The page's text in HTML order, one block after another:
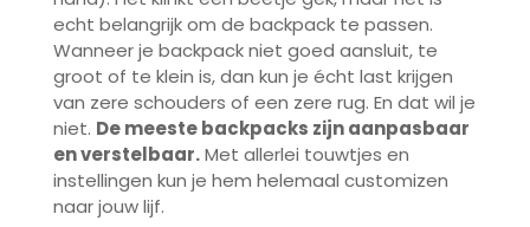
echt belangrijk om de backpack te passen.
Wanneer je backpack niet goed aansluit, te
groot of te klein is, dan kun je écht last krijgen
van zere schouders of een zere rug. En dat wil je
niet. De meeste backpacks zijn aanpasbaar
en verstelbaar.Met allerlei touwtjes en
instellingen kun je hem helemaal customizen
naar jouw lijf.